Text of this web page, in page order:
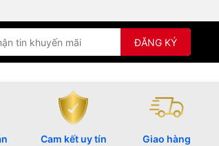
ĐĂNG KÝ
Cam kết uy tín
Giao hàng